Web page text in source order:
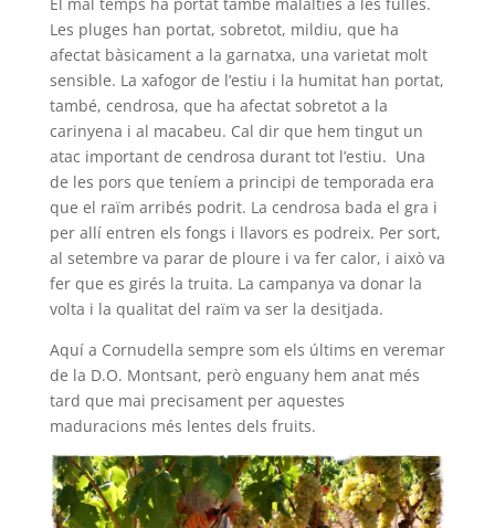
Les pluges han portat, sobretot, mildiu, que ha
afectat bàsicament a la garnatxa, una varietat molt
sensible. La xafogor de l’estiu i la humitat han portat,
també, cendrosa, que ha afectat sobretot a la
carinyena i al macabeu. Cal dir que hem tingut un
atac important de cendrosa durant tot l’estiu. Una
de les pors que teníem a principi de temporada era
que el raïm arribés podrit. La cendrosa bada el gra i
per allí entren els fongs i llavors es podreix. Per sort,
al setembre va parar de ploure i va fer calor, i això va
fer que es girés la truita. La campanya va donar la
volta i la qualitat del raïm va ser la desitjada.
Aquí a Cornudella sempre som els últims en veremar
de la D.O. Montsant, però enguany hem anat més
tard que mai precisament per aquestes
maduracions més lentes dels fruits.